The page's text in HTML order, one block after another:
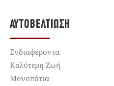
ΑΥΤΟΒΕΛΤΊΩΣΗ
Ενδιαφέροντα
Καλύτερη Ζωή
Μονοπάτια